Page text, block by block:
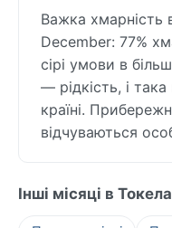
Важка хмарність
December: 77%
сірі умови в
— рідкість, і
країні.
відчуваються
Інші місяці в